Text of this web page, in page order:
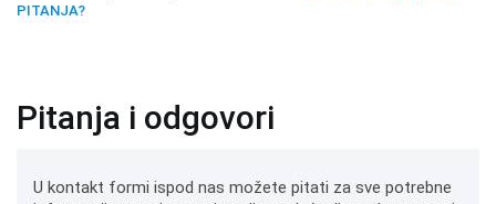
PITANJA?
Pitanja i odgovori
U kontakt formi ispod nas možete pitati za sve potrebne